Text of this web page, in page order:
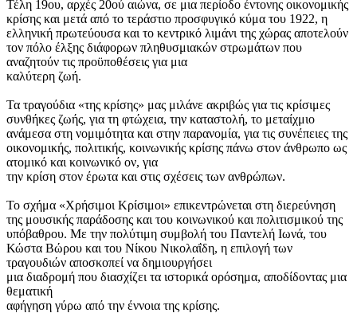
Τέλη 19ου, αρχές 20ού αιώνα, σε μια περίοδο έντονης οικονομικής
κρίσης και μετά από το τεράστιο προσφυγικό κύμα του 1922, η
ελληνική πρωτεύουσα και το κεντρικό λιμάνι της χώρας αποτελούν
τον πόλο έλξης διάφορων πληθυσμιακών στρωμάτων που
αναζητούν τις προϋποθέσεις για μια
καλύτερη ζωή.
Τα τραγούδια «της κρίσης» μας μιλάνε ακριβώς για τις κρίσιμες
συνθήκες ζωής, για τη φτώχεια, την καταστολή, το μεταίχμιο
ανάμεσα στη νομιμότητα και στην παρανομία, για τις συνέπειες της
οικονομικής, πολιτικής, κοινωνικής κρίσης πάνω στον άνθρωπο ως
ατομικό και κοινωνικό ον, για
την κρίση στον έρωτα και στις σχέσεις των ανθρώπων.
Το σχήμα «Χρήσιμοι Κρίσιμοι» επικεντρώνεται στη διερεύνηση
της μουσικής παράδοσης και του κοινωνικού και πολιτισμικού της
υπόβαθρου. Με την πολύτιμη συμβολή του Παντελή Ιωνά, του
Κώστα Βώρου και του Νίκου Νικολαΐδη, η επιλογή των
τραγουδιών αποσκοπεί να δημιουργήσει
μια διαδρομή που διασχίζει τα ιστορικά ορόσημα, αποδίδοντας μια
θεματική
αφήγηση γύρω από την έννοια της κρίσης.